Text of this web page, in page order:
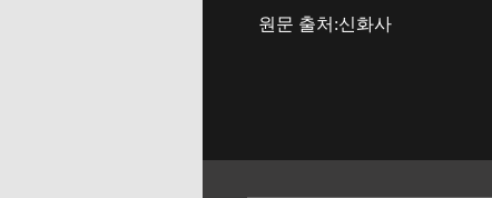
원문 출처:신화사